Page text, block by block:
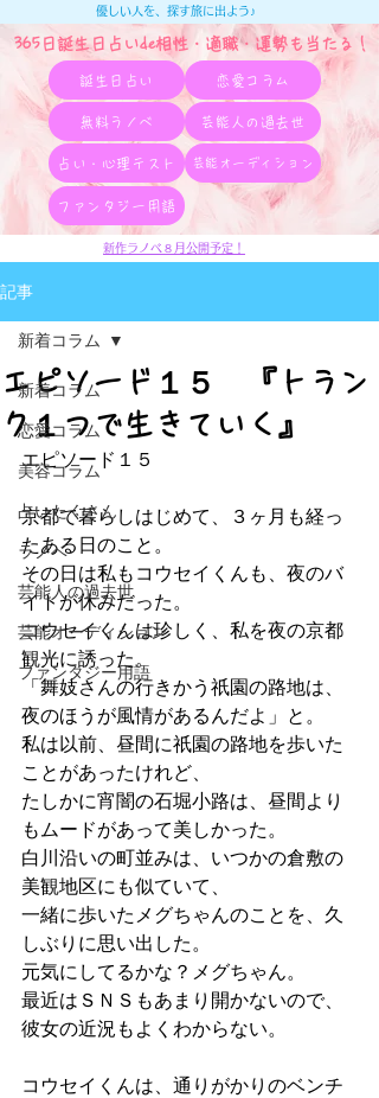
365日誕生日占いde相性・適職・​運勢も当たる！
優しい人を、探す旅に出よう♪
誕生日占い 恋愛コラム
無料ラノベ 芸能人の過去世
占い・心理テスト 芸能オーディション
ファンタジー用語
新作ラノベ８月公開予定！
記事
新着コラム
恋愛コラム
美容コラム
占いたくさん
ラノベ
芸能人の過去世
芸能オーディション
ファンタジー用語
新着コラム
エピソード１５ 『トラン
ク１つで生きていく』
エピソード１５
京都で暮らしはじめて、３ヶ月も経っ
たある日のこと。
その日は私もコウセイくんも、夜のバ
イトが休みだった。
コウセイくんは珍しく、私を夜の京都
観光に誘った。
「舞妓さんの行きかう祇園の路地は、
夜のほうが風情があるんだよ」と。
私は以前、昼間に祇園の路地を歩いた
ことがあったけれど、
たしかに宵闇の石堀小路は、昼間より
もムードがあって美しかった。
白川沿いの町並みは、いつかの倉敷の
美観地区にも似ていて、
一緒に歩いたメグちゃんのことを、久
しぶりに思い出した。
元気にしてるかな？メグちゃん。
最近はＳＮＳもあまり開かないので、
彼女の近況もよくわからない。
コウセイくんは、通りがかりのベンチ